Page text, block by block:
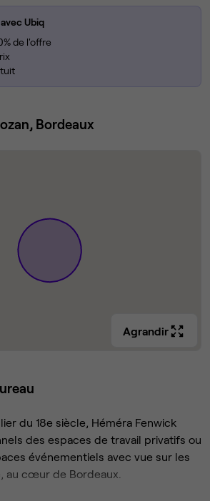
Ubiq
de l'offre
Bordeaux
Agrandir
du 18e siècle, Héméra Fenwick
des espaces de travail privatifs ou
événementiels avec vue sur les
au cœur de Bordeaux.